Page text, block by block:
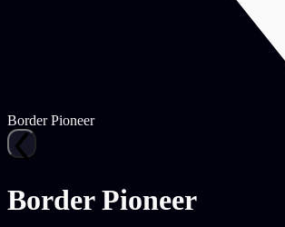
Border Pioneer
Border Pioneer